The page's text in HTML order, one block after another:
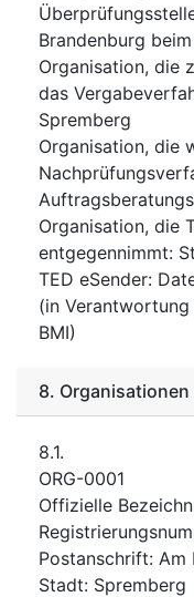
Brandenburg beim
Organisation, die
das
Spremberg
Organisation, die
Organisation, die
entgegennimmt:
TED eSender:
(in
BMI)
8. Organisationen
8.1.
ORG-0001
Offizielle
Postanschrift: Am
Stadt: Spremberg